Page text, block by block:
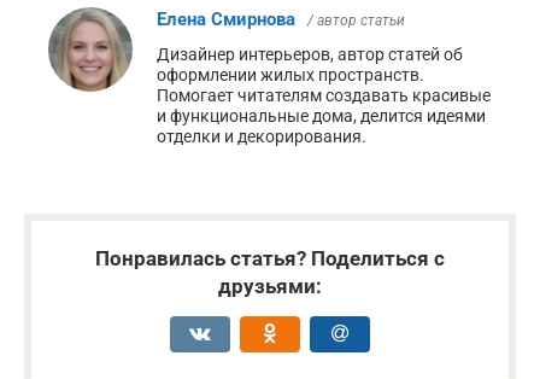
Елена Смирнова / автор статьи
Дизайнер интерьеров, автор статей об
оформлении жилых пространств.
Помогает читателям создавать красивые
и функциональные дома, делится идеями
отделки и декорирования.
Понравилась статья? Поделиться с
друзьями: